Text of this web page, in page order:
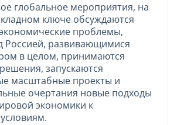
глобальное мероприятия, на
ключе обсуждаются
проблемы,
Россией, развивающимися
в целом, принимаются
запускаются
масштабные проекты и
очертания новые подходы
экономики к